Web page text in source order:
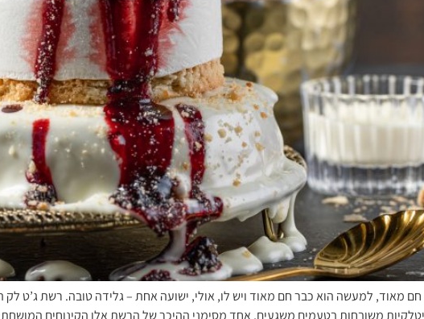
חם מאוד, למעשה הוא כבר חם מאוד ויש לו, אולי, ישועה אחת – גלידה טובה. רשת